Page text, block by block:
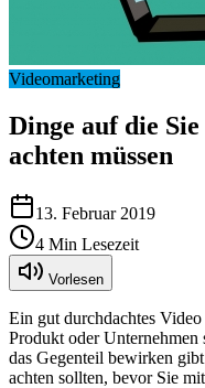
Videomarketing
Dinge auf die
achten müssen
13. Februar 2019
4 Min Lesezeit
Vorlesen
Ein gut durchdachtes
Produkt oder
das Gegenteil bewirken
achten sollten, bevor Sie